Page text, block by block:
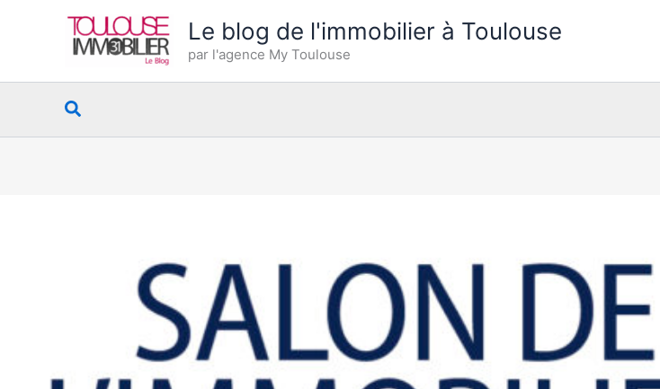
Le blog de l'immobilier à Toulouse
par l'agence My Toulouse
Rechercher